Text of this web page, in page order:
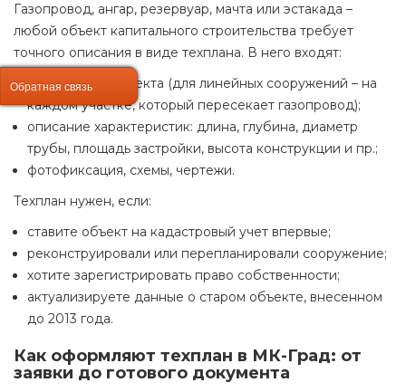
Газопровод, ангар, резервуар, мачта или эстакада –
любой объект капитального строительства требует
точного описания в виде техплана. В него входят:
координаты объекта (для линейных сооружений – на
каждом участке, который пересекает газопровод);
описание характеристик: длина, глубина, диаметр
трубы, площадь застройки, высота конструкции и пр.;
фотофиксация, схемы, чертежи.
Техплан нужен, если:
ставите объект на кадастровый учет впервые;
реконструировали или перепланировали сооружение;
хотите зарегистрировать право собственности;
актуализируете данные о старом объекте, внесенном
до 2013 года.
Как оформляют техплан в МК-Град: от
заявки до готового документа
Обратная связь
Обратная связь